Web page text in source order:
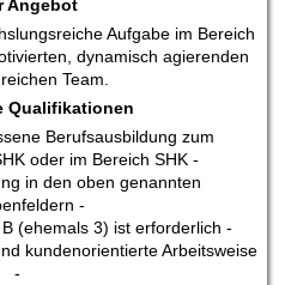
Angebot
Aufgabe im Bereich
dynamisch agierenden
Team.
Qualifikationen
Berufsausbildung zum
oder im Bereich SHK -
in den oben genannten
-
(ehemals 3) ist erforderlich -
kundenorientierte Arbeitsweise
-